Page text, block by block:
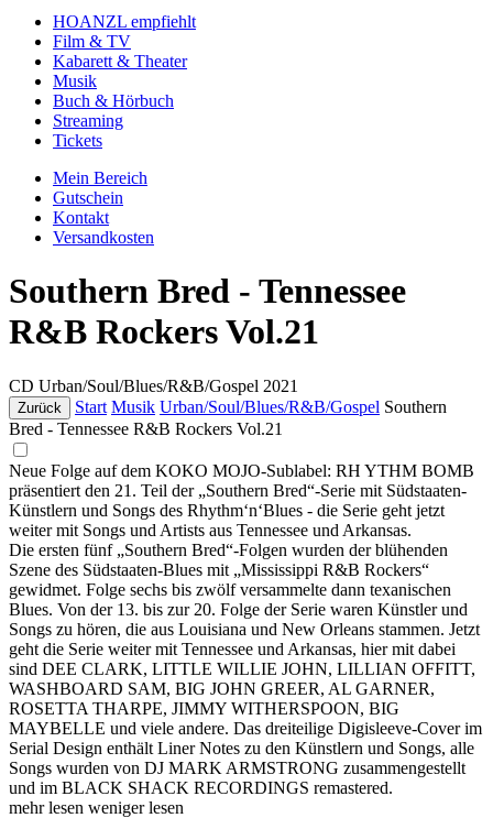
HOANZL empfiehlt
Film & TV
Kabarett & Theater
Musik
Buch & Hörbuch
Streaming
Tickets
Mein Bereich
Gutschein
Kontakt
Versandkosten
Southern Bred - Tennessee
R&B Rockers Vol.21
CD Urban/Soul/Blues/R&B/Gospel 2021
Zurück Start Musik Urban/Soul/Blues/R&B/Gospel Southern
Bred - Tennessee R&B Rockers Vol.21
Neue Folge auf dem KOKO MOJO-Sublabel: RH YTHM BOMB
präsentiert den 21. Teil der „Southern Bred“-Serie mit Südstaaten-
Künstlern und Songs des Rhythm‘n‘Blues - die Serie geht jetzt
weiter mit Songs und Artists aus Tennessee und Arkansas.
Die ersten fünf „Southern Bred“-Folgen wurden der blühenden
Szene des Südstaaten-Blues mit „Mississippi R&B Rockers“
gewidmet. Folge sechs bis zwölf versammelte dann texanischen
Blues. Von der 13. bis zur 20. Folge der Serie waren Künstler und
Songs zu hören, die aus Louisiana und New Orleans stammen. Jetzt
geht die Serie weiter mit Tennessee und Arkansas, hier mit dabei
sind DEE CLARK, LITTLE WILLIE JOHN, LILLIAN OFFITT,
WASHBOARD SAM, BIG JOHN GREER, AL GARNER,
ROSETTA THARPE, JIMMY WITHERSPOON, BIG
MAYBELLE und viele andere. Das dreiteilige Digisleeve-Cover im
Serial Design enthält Liner Notes zu den Künstlern und Songs, alle
Songs wurden von DJ MARK ARMSTRONG zusammengestellt
und im BLACK SHACK RECORDINGS remastered.
mehr lesen weniger lesen